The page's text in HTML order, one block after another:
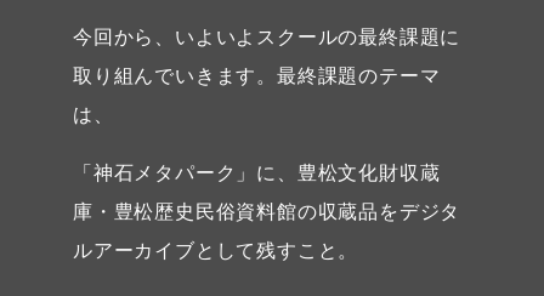
今回から、いよいよスクールの最終課題に
取り組んでいきます。最終課題のテーマ
は、
「神石メタパーク」に、豊松文化財収蔵
庫・豊松歴史民俗資料館の収蔵品をデジタ
ルアーカイブとして残すこと。